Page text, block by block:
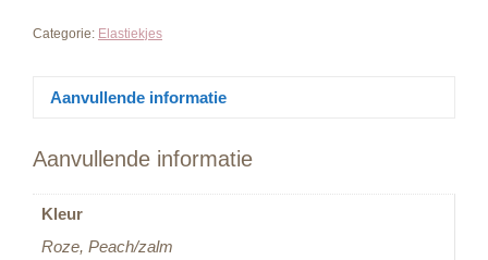
Categorie: Elastiekjes
Aanvullende informatie
Aanvullende informatie
Kleur
Roze, Peach/zalm